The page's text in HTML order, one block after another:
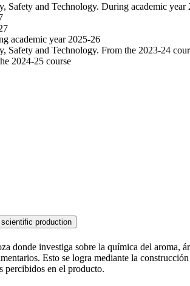
Safety and Technology. During academic year
academic year 2025-26
Safety and Technology. From the 2023-24
2024-25 course
investiga sobre la química del aroma,
Esto se logra mediante la
percibidos en el producto.